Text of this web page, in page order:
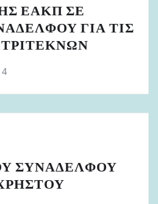
ΕΑΚΠ ΣΕ
ΓΙΑ ΤΙΣ
ΣΥΝΑΔΕΛΦΟΥ